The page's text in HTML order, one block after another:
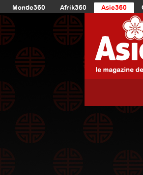
Monde360 Afrik360 Asie360